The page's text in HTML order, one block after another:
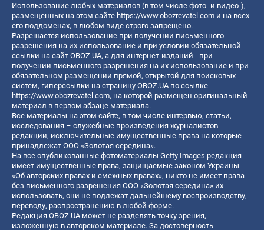
Использование любых материалов (в том числе фото- и видео-),
размещенных на этом сайте https://www.obozrevatel.com и на всех
его поддоменах, в любом виде строго запрещено.
Разрешается использование при получении письменного
разрешения на их использование и при условии обязательной
ссылки на сайт OBOZ.UA, а для интернет-изданий - при
получении письменного разрешения на их использование и при
обязательном размещении прямой, открытой для поисковых
систем, гиперссылки на страницу OBOZ.UA по ссылке
https://www.obozrevatel.com, на которой размещен оригинальный
материал в первом абзаце материала.
Все материалы на этом сайте, в том числе интервью, статьи,
исследования – служебные произведения журналистов
редакции, исключительные имущественные права на которые
принадлежат ООО «Золотая середина».
На все опубликованные фотоматериалы Getty Images редакция
имеет имущественные права, защищаемые законом Украины
«Об авторских правах и смежных правах», никто не имеет права
без письменного разрешения ООО «Золотая середина» их
использовать, они не подлежат дальнейшему воспроизводству,
переводу, распространению в любой форме.
Редакция OBOZ.UA может не разделять точку зрения,
изложенную в авторском материале. За достоверность